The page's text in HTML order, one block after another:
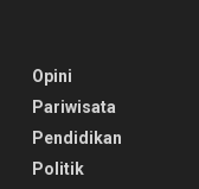
Opini
Pariwisata
Pendidikan
Politik